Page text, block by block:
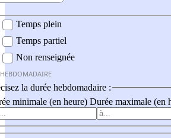
Temps plein
Temps partiel
Non renseignée
la durée hebdomadaire :
minimale (en heure) Durée maximale (en